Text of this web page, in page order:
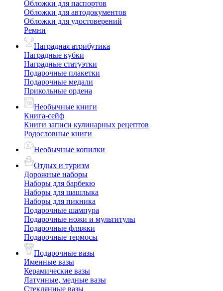
Обложки для паспортов
Обложки для автодокументов
Обложки для удостоверений
Ремни
Наградная атрибутика
Наградные кубки
Наградные статуэтки
Подарочные плакетки
Подарочные медали
Прикольные ордена
Необычные книги
Книга-сейф
Книги записи кулинарных рецептов
Родословные книги
Необычные копилки
Отдых и туризм
Дорожные наборы
Наборы для барбекю
Наборы для шашлыка
Наборы для пикника
Подарочные шампура
Подарочные ножи и мультитулы
Подарочные фляжки
Подарочные термосы
Подарочные вазы
Именные вазы
Керамические вазы
Латунные, медные вазы
Стеклянные вазы